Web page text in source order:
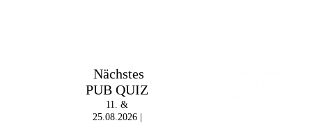
Nächstes
PUB QUIZ
11. &
25.08.2026 |